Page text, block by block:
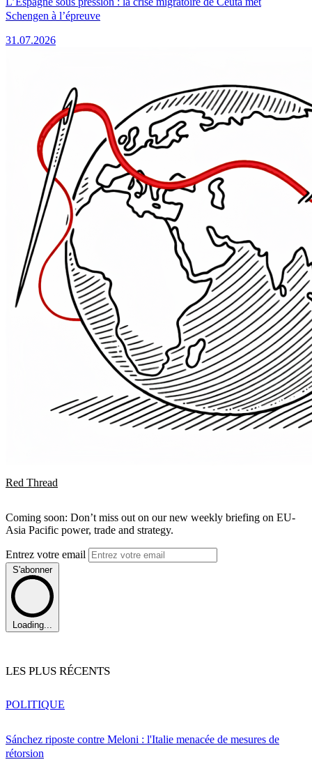
Schengen à l’épreuve
31.07.2026
Red Thread
Coming soon: Don’t miss out on our new weekly briefing on EU-
Asia Pacific power, trade and strategy.
Entrez votre email
S'abonner
Loading...
LES PLUS RÉCENTS
Sánchez riposte contre Meloni : l'Italie menacée de mesures de
rétorsion
POLITIQUE